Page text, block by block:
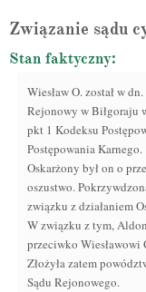
Związanie sądu
Stan faktyczny:
Wiesław O. został w
Rejonowy w Biłgoraju
pkt 1 Kodeksu
Postępowania Karnego.
Oskarżony był on o
oszustwo.
związku z działaniem
W związku z tym,
przeciwko Wiesławowi
Złożyła zatem
Sądu Rejonowego.